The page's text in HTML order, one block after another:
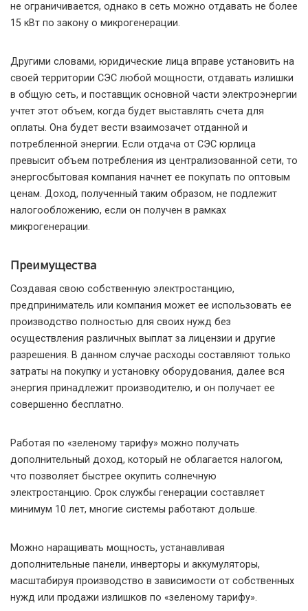
не ограничивается, однако в сеть можно отдавать не более
15 кВт по закону о микрогенерации.
Другими словами, юридические лица вправе установить на
своей территории СЭС любой мощности, отдавать излишки
в общую сеть, и поставщик основной части электроэнергии
учтет этот объем, когда будет выставлять счета для
оплаты. Она будет вести взаимозачет отданной и
потребленной энергии. Если отдача от СЭС юрлица
превысит объем потребления из централизованной сети, то
энергосбытовая компания начнет ее покупать по оптовым
ценам. Доход, полученный таким образом, не подлежит
налогообложению, если он получен в рамках
микрогенерации.
Преимущества
Создавая свою собственную электростанцию,
предприниматель или компания может ее использовать ее
производство полностью для своих нужд без
осуществления различных выплат за лицензии и другие
разрешения. В данном случае расходы составляют только
затраты на покупку и установку оборудования, далее вся
энергия принадлежит производителю, и он получает ее
совершенно бесплатно.
Работая по «зеленому тарифу» можно получать
дополнительный доход, который не облагается налогом,
что позволяет быстрее окупить солнечную
электростанцию. Срок службы генерации составляет
минимум 10 лет, многие системы работают дольше.
Можно наращивать мощность, устанавливая
дополнительные панели, инверторы и аккумуляторы,
масштабируя производство в зависимости от собственных
нужд или продажи излишков по «зеленому тарифу».